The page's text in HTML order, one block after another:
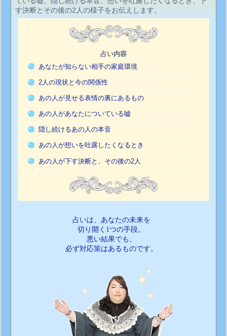
す決断とその後の2人の様子をお伝えします。
占い内容
あなたが知らない相手の家庭環境
2人の現状と今の関係性
あの人が見せる表情の裏にあるもの
あの人があなたについている嘘
隠し続けるあの人の本音
あの人が想いを吐露したくなるとき
あの人が下す決断と、その後の2人
占いは、あなたの未来を
切り開く1つの手段。
悪い結果でも、
必ず対応策はあるものです。